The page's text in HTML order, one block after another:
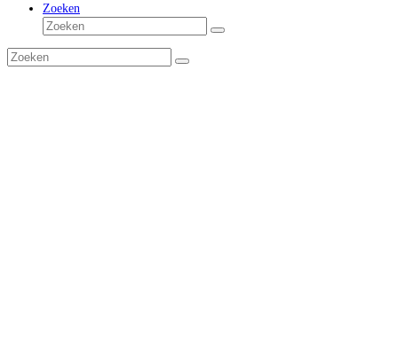
Zoeken
Zoeken
Verzenden
Zoeken
Verzenden